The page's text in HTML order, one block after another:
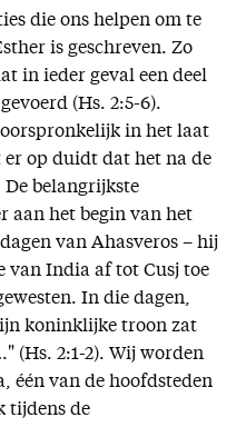
die ons helpen om te
is geschreven. Zo
in ieder geval een deel
(Hs. 2:5-6).
in het laat
er op duidt dat het na de
belangrijkste
aan het begin van het
van Ahasveros – hij
van India af tot Cusj toe
In die dagen,
koninklijke troon zat
(Hs. 2:1-2). Wij worden
één van de hoofdsteden
tijdens de